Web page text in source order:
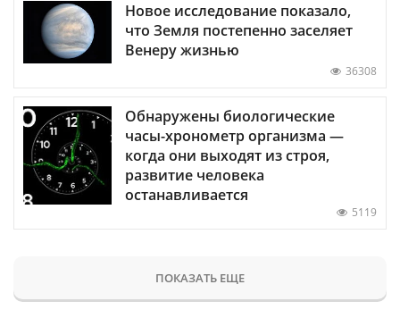
Новое исследование показало,
что Земля постепенно заселяет
Венеру жизнью
36308
Обнаружены биологические
часы-хронометр организма —
когда они выходят из строя,
развитие человека
останавливается
5119
ПОКАЗАТЬ ЕЩЕ